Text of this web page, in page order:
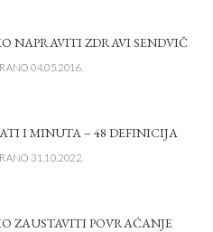
NAPRAVITI ZDRAVI SENDVIČ
04.05.2016.
I MINUTA – 48 DEFINICIJA
31.10.2022.
ZAUSTAVITI POVRAĆANJE